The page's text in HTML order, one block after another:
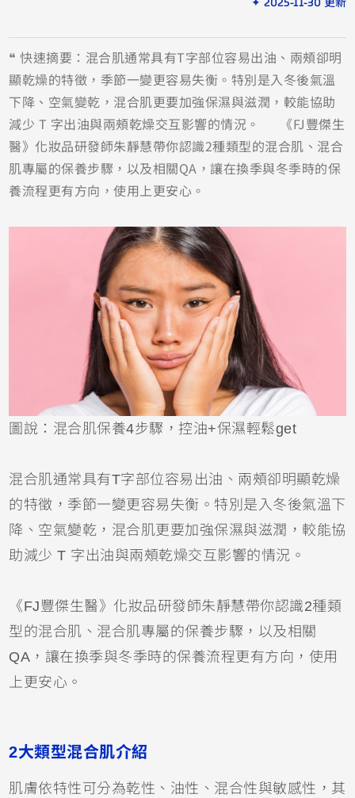
❝ 快速摘要：混合肌通常具有T字部位容易出油、兩頰卻明
顯乾燥的特徵，季節一變更容易失衡。特別是入冬後氣溫
下降、空氣變乾，混合肌更要加強保濕與滋潤，較能協助
減少 T 字出油與兩頰乾燥交互影響的情況。 《FJ豐傑生
醫》化妝品研發師朱靜慧帶你認識2種類型的混合肌、混合
肌專屬的保養步驟，以及相關QA，讓在換季與冬季時的保
養流程更有方向，使用上更安心。
圖說：混合肌保養4步驟，控油+保濕輕鬆get
混合肌通常具有T字部位容易出油、兩頰卻明顯乾燥
的特徵，季節一變更容易失衡。特別是入冬後氣溫下
降、空氣變乾，混合肌更要加強保濕與滋潤，較能協
助減少 T 字出油與兩頰乾燥交互影響的情況。
《FJ豐傑生醫》化妝品研發師朱靜慧帶你認識2種類
型的混合肌、混合肌專屬的保養步驟，以及相關
QA，讓在換季與冬季時的保養流程更有方向，使用
上更安心。
2大類型混合肌介紹
肌膚依特性可分為乾性、油性、混合性與敏感性，其